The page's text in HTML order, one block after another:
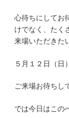
心待ちにしてお
けでなく、たく
来場いただきた
５月１２日（日
ご来場お待ちし
では今日はこの